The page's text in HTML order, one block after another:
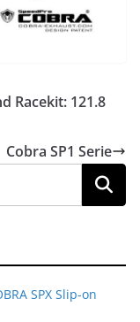
Racekit: 121.8
Cobra SP1 Serie
SPX Slip-on